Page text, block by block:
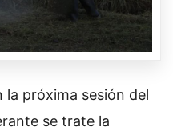
la próxima sesión del
se trate la